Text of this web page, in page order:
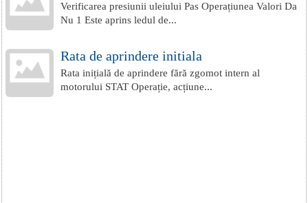
Verificarea presiunii uleiului Pas Operațiunea Valori Da
Nu 1 Este aprins ledul de...
Rata de aprindere initiala
Rata inițială de aprindere fără zgomot intern al
motorului STAT Operație, acțiune...